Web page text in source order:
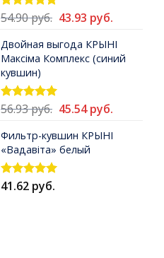
Оценка
из 5
54.90руб. Первоначальная
составляла
54.90 руб..
43.93 руб.Текущая
43.93
Двойная выгода КРЫНI
Максiма Комплекс (синий
кувшин)
Оценка
из 5
56.93руб. Первоначальная
составляла
56.93 руб..
45.54руб.Текущая
45.54
Фильтр-кувшин КРЫНI
«Вадавiта» белый
Оценка
из 5
41.62 руб.